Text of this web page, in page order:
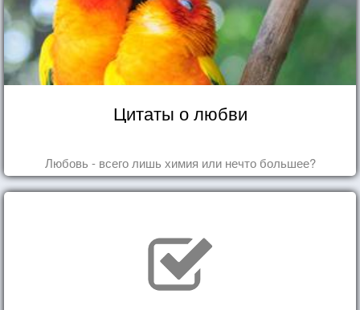
Цитаты о любви
Любовь - всего лишь химия или нечто большее?